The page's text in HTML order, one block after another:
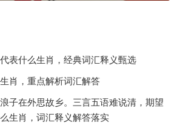
表什么生肖，经典词汇释义甄选
肖，重点解析词汇解答
子在外思故乡。三言五语难说清，期望
生肖，词汇释义解答落实